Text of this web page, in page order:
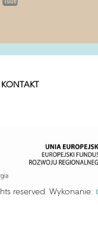
KONTAKT
reserved. Wykonanie: